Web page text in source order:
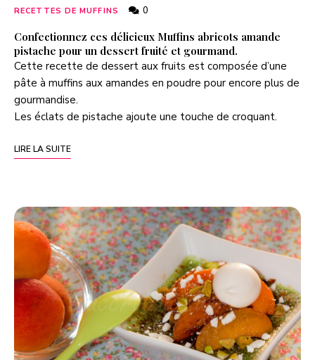
RECETTES DE MUFFINS 0
Confectionnez ces délicieux Muffins abricots amande
pistache pour un dessert fruité et gourmand.
Cette recette de dessert aux fruits est composée d’une
pâte à muffins aux amandes en poudre pour encore plus de
gourmandise.
Les éclats de pistache ajoute une touche de croquant.
LIRE LA SUITE